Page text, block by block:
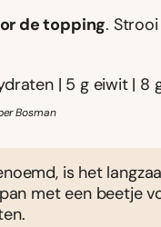
de topping.
| 5 g eiwit | 8
Bosman
is het
met een beetje